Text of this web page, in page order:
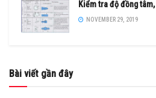
Kiểm tra độ đồng
NOVEMBER 29, 2019
Bài viết gần đây